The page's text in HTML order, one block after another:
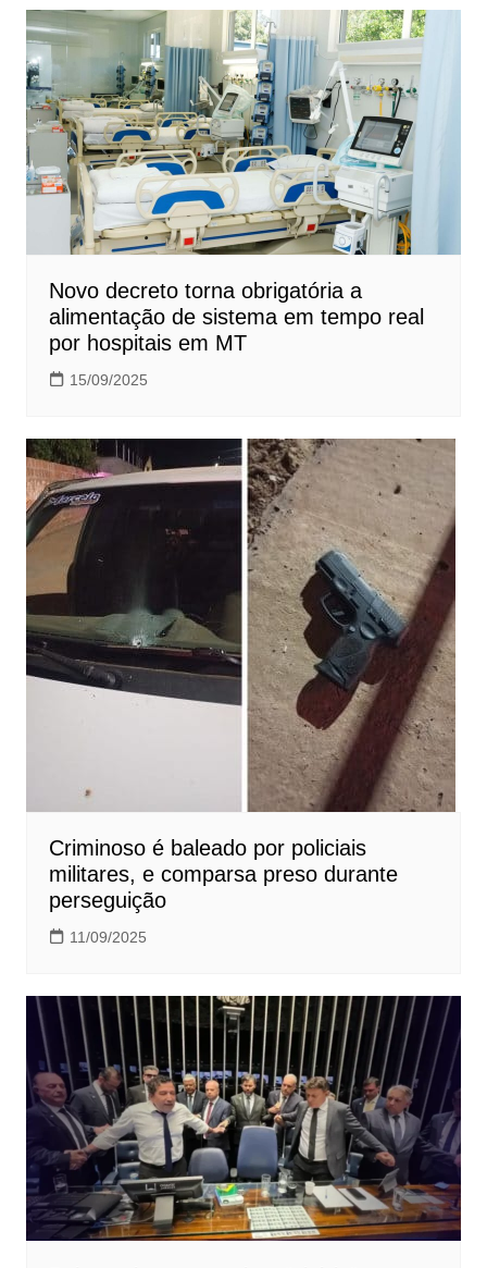
Novo decreto torna obrigatória a
alimentação de sistema em tempo real
por hospitais em MT
15/09/2025
Criminoso é baleado por policiais
militares, e comparsa preso durante
perseguição
11/09/2025